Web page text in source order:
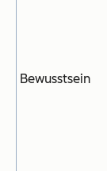
Bewusstsein